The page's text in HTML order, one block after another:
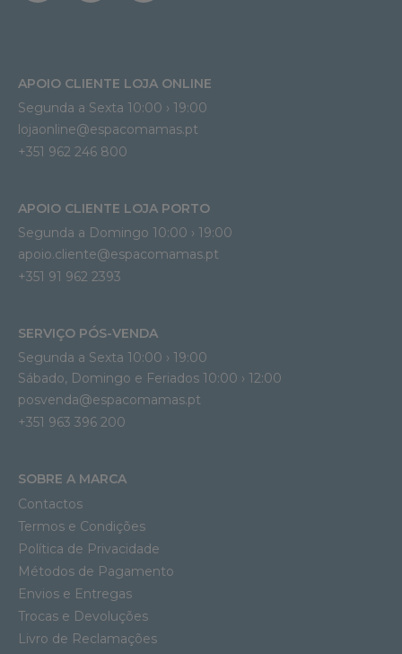
APOIO CLIENTE LOJA ONLINE
Segunda a Sexta 10:00 › 19:00
lojaonline@espacomamas.pt
+351 962 246 800
APOIO CLIENTE LOJA PORTO
Segunda a Domingo 10:00 › 19:00
apoio.cliente@espacomamas.pt
+351 91 962 2393
SERVIÇO PÓS-VENDA
Segunda a Sexta 10:00 › 19:00
Sábado, Domingo e Feriados 10:00 › 12:00
posvenda@espacomamas.pt
+351 963 396 200
SOBRE A MARCA
Contactos
Termos e Condições
Política de Privacidade
Métodos de Pagamento
Envios e Entregas
Trocas e Devoluções
Livro de Reclamações